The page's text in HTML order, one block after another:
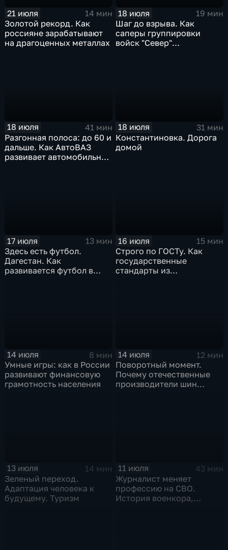
21 июля
14 мин
Золотой рекорд. Как
россияне зарабатывают
на драгоценных металлах
18 июля
19 мин
Шаг до взрыва. Как
саперы группировки
войск "Север"
18 июля
41 мин
Разгонная полоса: до 60 и
дальше. Как АвтоВАЗ
развивает автомобильную
18 июля
31 мин
Константиновка. Дорога
домой
17 июля
13 мин
Здесь есть футбол.
Дагестан. Как
развивается футбол в
16 июля
15 мин
Строго по ГОСТу. Как
государственные
стандарты из
14 июля
8 мин
Умные игры: как в России
развивают финансовую
грамотность населения
14 июля
12 мин
Поворотный момент.
Почему отечественные
производители шин
13 июля
14 мин
Зеленый переход.
Адаптация человека к
будущему. Туризм
11 июля
43 мин
Журналист меняет
профессию на СВО.
История военкора,